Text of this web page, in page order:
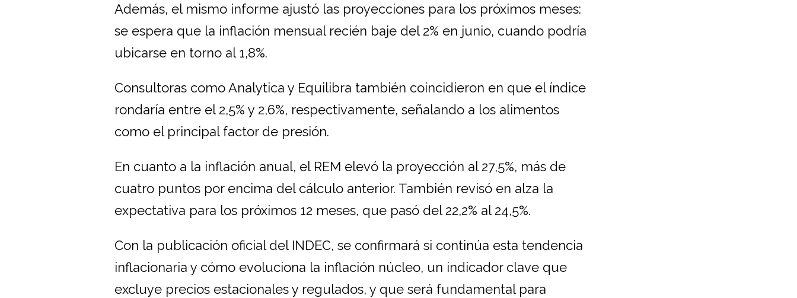
Además, el mismo informe ajustó las proyecciones para los próximos meses:
se espera que la inflación mensual recién baje del 2% en junio, cuando podría
ubicarse en torno al 1,8%.
Consultoras como Analytica y Equilibra también coincidieron en que el índice
rondaría entre el 2,5% y 2,6%, respectivamente, señalando a los alimentos
como el principal factor de presión.
En cuanto a la inflación anual, el REM elevó la proyección al 27,5%, más de
cuatro puntos por encima del cálculo anterior. También revisó en alza la
expectativa para los próximos 12 meses, que pasó del 22,2% al 24,5%.
Con la publicación oficial del INDEC, se confirmará si continúa esta tendencia
inflacionaria y cómo evoluciona la inflación núcleo, un indicador clave que
excluye precios estacionales y regulados, y que será fundamental para